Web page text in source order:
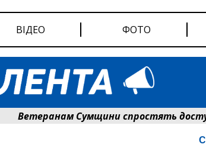
ВІДЕО ФОТО
Ветеранам Сумщини спростять доступ